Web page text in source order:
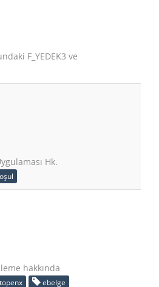
F_YEDEK3 ve
Hk.
hakkında
ebelge